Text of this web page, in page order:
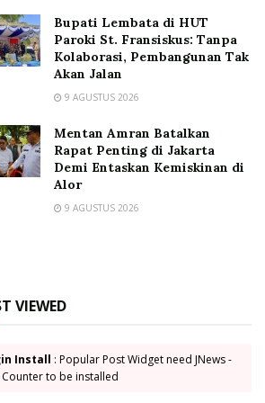
L. Hamzah pose bersama
selamat datang dan terima kasih
RI Komisi IV dapil Papua ini
perhatian kepada
Bupati Lembata di HUT
Paroki St. Fransiskus: Tanpa
Kolaborasi, Pembangunan Tak
Akan Jalan
9 AGUSTUS 2026
Mentan Amran Batalkan
Rapat Penting di Jakarta
Demi Entaskan Kemiskinan di
Alor
9 AGUSTUS 2026
VIEWED
Install : Popular Post Widget need JNews -
Counter to be installed